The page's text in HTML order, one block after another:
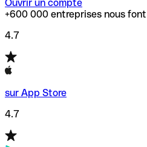
Ouvrir un compte
+600 000 entreprises nous
4.7
sur App Store
4.7